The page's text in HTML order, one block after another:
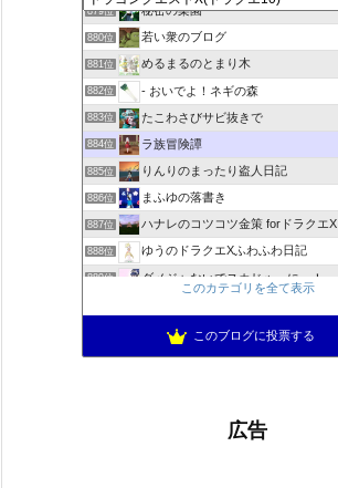
879位 秘密の楽園
880位 若い衆のブログ
881位 めるまるのとまり木
882位 - おいでよ！ネギの森
883位 たこわさびサビ抜きで
884位 ラ族冒険譚
885位 りんりのまったり盗人日記
886位 まふゆの落書き
887位 ハナレのコツコツ金策 forドラクエX
888位 ゆうのドラクエXふわふわ日記
889位 ダメジャないでスカじゃーにー！
ドラクエ10 ぱふぱふ日記
このカテゴリを全て表示
このブログに投票する
広告